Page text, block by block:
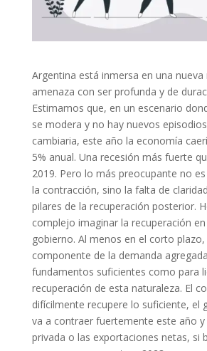
Argentina está inmersa en una nueva
amenaza con ser profunda y de
Estimamos que, en un escenario
se modera y no hay nuevos
cambiaria, este año la economía
5% anual. Una recesión más fuerte
2019. Pero lo más preocupante no
la contracción, sino la falta de
pilares de la recuperación posterior.
complejo imaginar la recuperación
gobierno. Al menos en el corto plazo,
componente de la demanda
fundamentos suficientes como para
recuperación de esta naturaleza. El
difícilmente recupere lo suficiente, el
va a contraer fuertemente este año y
privada o las exportaciones netas, si